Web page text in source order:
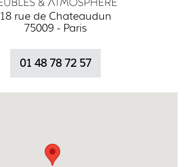
18 rue de Chateaudun
75009 - Paris
01 48 78 72 57